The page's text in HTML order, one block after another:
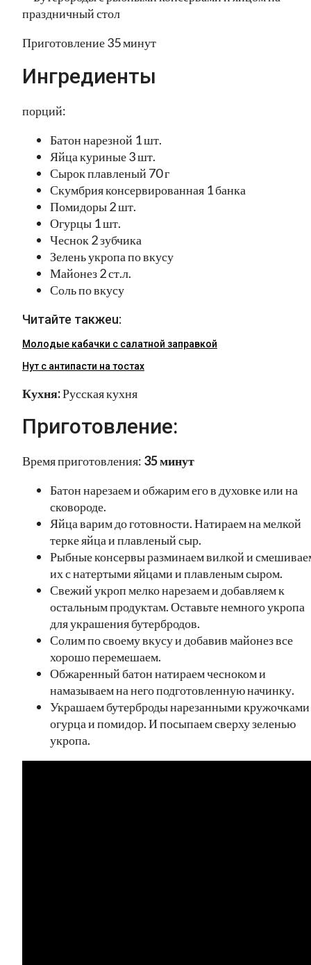
Приготовление 35 минут
Ингредиенты
порций:
Батон нарезной 1 шт.
Яйца куриные 3 шт.
Сырок плавленый 70 г
Скумбрия консервированная 1 банка
Помидоры 2 шт.
Огурцы 1 шт.
Чеснок 2 зубчика
Зелень укропа по вкусу
Майонез 2 ст.л.
Соль по вкусу
Читайте такжеu:
Молодые кабачки с салатной заправкой
Нут с антипасти на тостах
Кухня:Русская кухня
Приготовление:
Время приготовления: 35 минут
Батон нарезаем и обжарим его в духовке или на
сковороде.
Яйца варим до готовности. Натираем на мелкой
терке яйца и плавленый сыр.
Рыбные консервы разминаем вилкой и
их с натертыми яйцами и плавленым сыром.
Свежий укроп мелко нарезаем и добавляем к
остальным продуктам. Оставьте немного укропа
для украшения бутербродов.
Солим по своему вкусу и добавив майонез все
хорошо перемешаем.
Обжаренный батон натираем чесноком и
намазываем на него подготовленную начинку.
Украшаем бутерброды нарезанными кружочками
огурца и помидор. И посыпаем сверху зеленью
укропа.